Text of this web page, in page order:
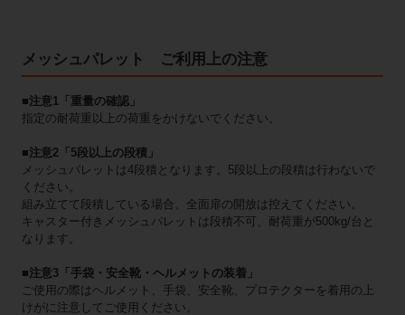
メッシュパレット ご利用上の注意
■注意1「重量の確認」
指定の耐荷重以上の荷重をかけないでください。
■注意2「5段以上の段積」
メッシュパレットは4段積となります。5段以上の段積は行わないで
ください。
組み立てて段積している場合、全面扉の開放は控えてください。
キャスター付きメッシュパレットは段積不可、耐荷重が500kg/台と
なります。
■注意3「手袋・安全靴・ヘルメットの装着」
ご使用の際はヘルメット、手袋、安全靴、プロテクターを着用の上
けがに注意してご使用ください。